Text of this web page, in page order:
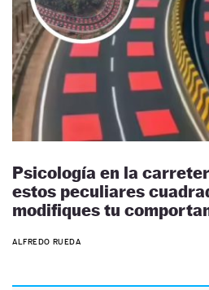
Psicología en la
estos peculiares
modifiques tu
ALFREDO RUEDA